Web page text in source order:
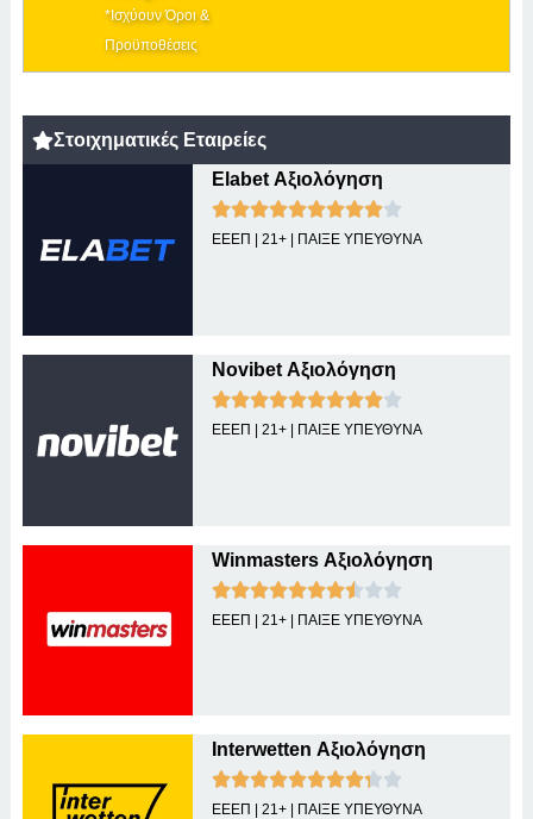
*Ισχύουν Όροι &
Προϋποθέσεις
Στοιχηματικές Εταιρείες
Elabet Αξιολόγηση
ΕΕΕΠ | 21+ | ΠΑΙΞΕ ΥΠΕΥΘΥΝΑ
Novibet Αξιολόγηση
ΕΕΕΠ | 21+ | ΠΑΙΞΕ ΥΠΕΥΘΥΝΑ
Winmasters Αξιολόγηση
ΕΕΕΠ | 21+ | ΠΑΙΞΕ ΥΠΕΥΘΥΝΑ
Interwetten Αξιολόγηση
ΕΕΕΠ | 21+ | ΠΑΙΞΕ ΥΠΕΥΘΥΝΑ